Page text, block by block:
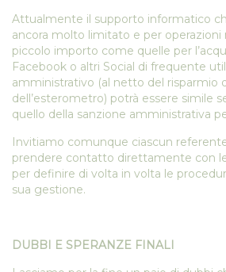
Attualmente il supporto informatico
ancora molto limitato e per operazioni
piccolo importo come quelle per
Facebook o altri Social di frequente
amministrativo (al netto del risparmio
dell’esterometro) potrà essere simile
quello della sanzione amministrativa
Invitiamo comunque ciascun
prendere contatto direttamente con
per definire di volta in volta le
sua gestione.
DUBBI E SPERANZE FINALI